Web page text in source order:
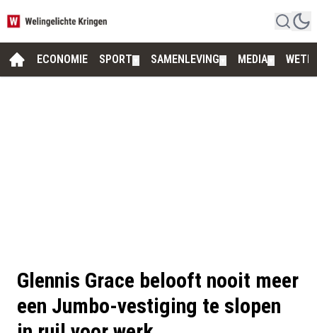
ECONOMIE SPORT SAMENLEVING MEDIA
Glennis Grace belooft nooit meer
een Jumbo-vestiging te slopen